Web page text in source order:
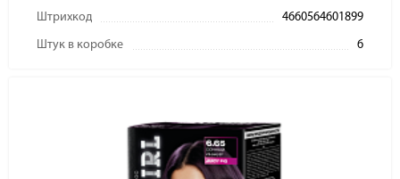
Штрихкод 4660564601899
Штук в коробке 6